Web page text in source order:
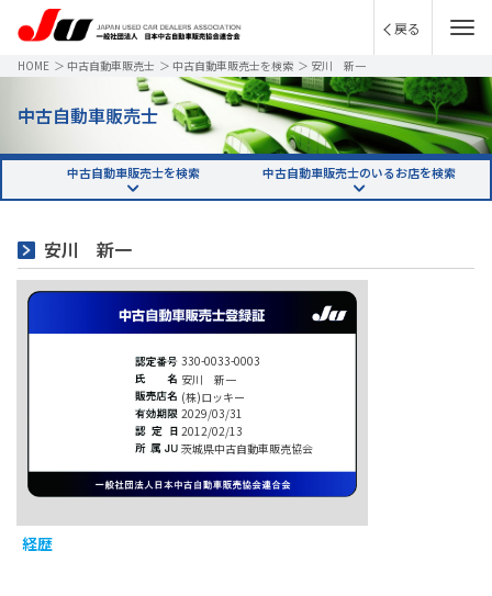
戻る
HOME ＞ 中古自動車販売士 ＞ 中古自動車販売士を検索 ＞ 安川 新一
中古自動車販売士
中古自動車販売士を検索 中古自動車販売士のいるお店を検索
安川 新一
330-0033-0003
安川 新一
(株)ロッキー
2029/03/31
2012/02/13
茨城県中古自動車販売協会
経歴